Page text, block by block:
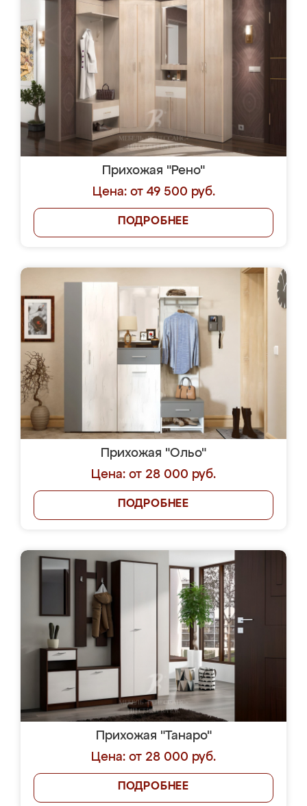
Прихожая "Рено"
Цена: от 49 500 руб.
ПОДРОБНЕЕ
Прихожая "Ольо"
Цена: от 28 000 руб.
ПОДРОБНЕЕ
Прихожая "Танаро"
Цена: от 28 000 руб.
ПОДРОБНЕЕ